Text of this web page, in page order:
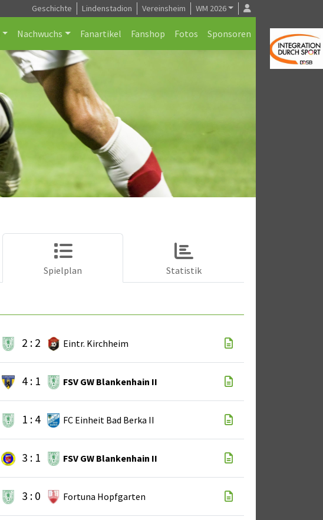
Geschichte Lindenstadion Vereinsheim WM 2026
Nachwuchs Fanartikel Fanshop Fotos Sponsoren
Spielplan Statistik
2 : 2 Eintr. Kirchheim
4 : 1 FSV GW Blankenhain II
1 : 4 FC Einheit Bad Berka II
3 : 1 FSV GW Blankenhain II
3 : 0 Fortuna Hopfgarten